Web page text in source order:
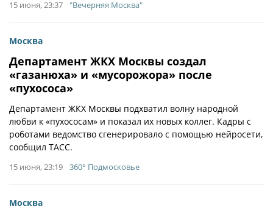
15 июня, 23:37 "Вечерняя Москва"
Москва
Департамент ЖКХ Москвы создал
«газанюха» и «мусорожора» после
«пухососа»
Департамент ЖКХ Москвы подхватил волну народной
любви к «пухососам» и показал их новых коллег. Кадры с
роботами ведомство сгенерировало с помощью нейросети,
сообщил ТАСС.
15 июня, 23:19 360° Подмосковье
Москва